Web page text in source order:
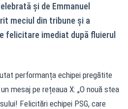
și de Emmanuel
meciul din tribune și a
felicitare imediat după fluierul
performanța echipei pregătite
mesaj pe rețeaua X: „O nouă stea
Felicitări echipei PSG, care